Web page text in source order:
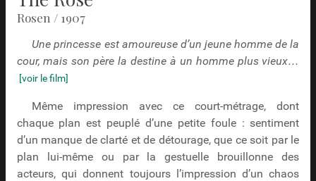
Rosen / 1907
Une princesse est amoureuse d’un jeune homme de la
cour, mais son père la destine à un homme plus vieux…
[voir le film]
Même impression avec ce court-métrage, dont
chaque plan est peuplé d’une petite foule : sentiment
d’un manque de clarté et de détourage, que ce soit par le
plan lui-même ou par la gestuelle brouillonne des
acteurs, qui donnent toujours l’impression d’un chaos